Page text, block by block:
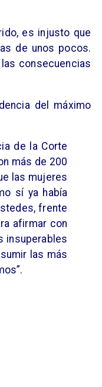
es injusto que
de unos pocos.
consecuencias
del máximo
de la Corte
más de 200
las mujeres
sí ya había
frente
afirmar con
insuperables
las más